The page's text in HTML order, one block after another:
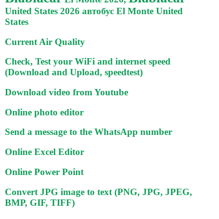
United States 2026 автобус El Monte United
States
Current Air Quality
Check, Test your WiFi and internet speed
(Download and Upload, speedtest)
Download video from Youtube
Online photo editor
Send a message to the WhatsApp number
Online Excel Editor
Online Power Point
Convert JPG image to text (PNG, JPG, JPEG,
BMP, GIF, TIFF)